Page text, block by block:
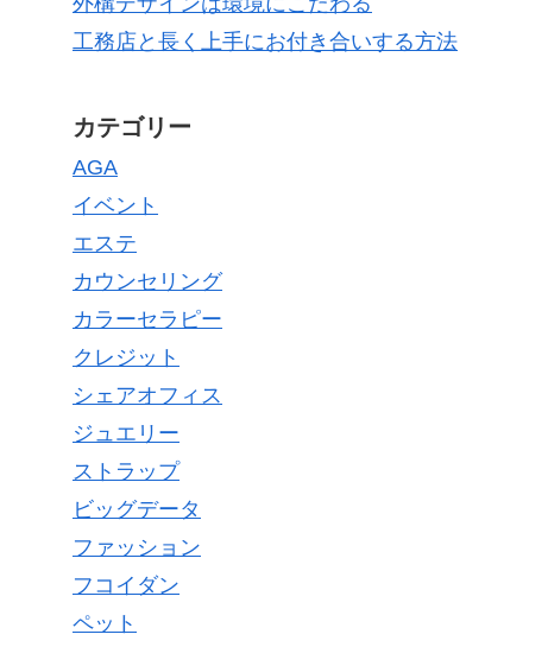
工務店と長く上手にお付き合いする方法
カテゴリー
AGA
イベント
エステ
カウンセリング
カラーセラピー
クレジット
シェアオフィス
ジュエリー
ストラップ
ビッグデータ
ファッション
フコイダン
ペット